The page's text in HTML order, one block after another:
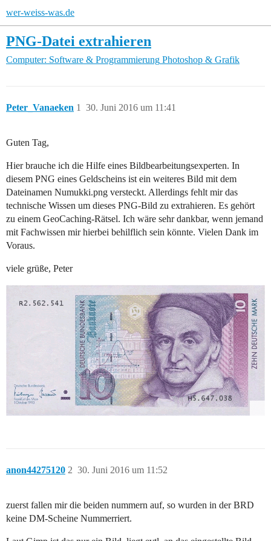
wer-weiss-was.de
PNG-Datei extrahieren
Computer: Software & Programmierung Photoshop & Grafik
Peter_Vanaeken 30. Juni 2016 um 11:41
1
Guten Tag,
Hier brauche ich die Hilfe eines Bildbearbeitungsexperten. In
diesem PNG eines Geldscheins ist ein weiteres Bild mit dem
Dateinamen Numukki.png versteckt. Allerdings fehlt mir das
technische Wissen um dieses PNG-Bild zu extrahieren. Es gehört
zu einem GeoCaching-Rätsel. Ich wäre sehr dankbar, wenn jemand
mit Fachwissen mir hierbei behilflich sein könnte. Vielen Dank im
Voraus.
viele grüße, Peter
anon44275120 30. Juni 2016 um 11:52
2
zuerst fallen mir die beiden nummern auf, so wurden in der BRD
keine DM-Scheine Nummerriert.